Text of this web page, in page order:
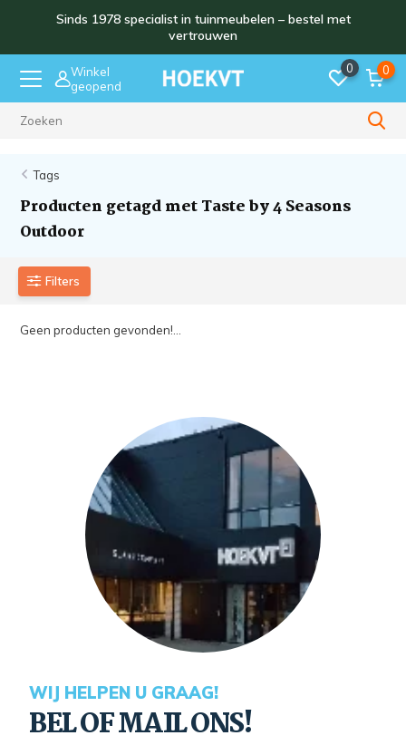
Sinds 1978 specialist in tuinmeubelen – bestel met
vertrouwen
Winkel
geopend
0 0
Tags
Producten getagd met Taste by 4 Seasons
Outdoor
Filters
Geen producten gevonden!...
WIJ HELPEN U GRAAG!
BEL OF MAIL ONS!